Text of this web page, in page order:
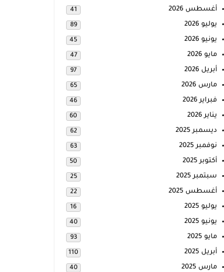
أغسطس 2026 41
يوليو 2026 89
يونيو 2026 45
مايو 2026 47
أبريل 2026 97
مارس 2026 65
فبراير 2026 46
يناير 2026 60
ديسمبر 2025 62
نوفمبر 2025 63
أكتوبر 2025 50
سبتمبر 2025 25
أغسطس 2025 22
يوليو 2025 16
يونيو 2025 40
مايو 2025 93
أبريل 2025 110
مارس 2025 40